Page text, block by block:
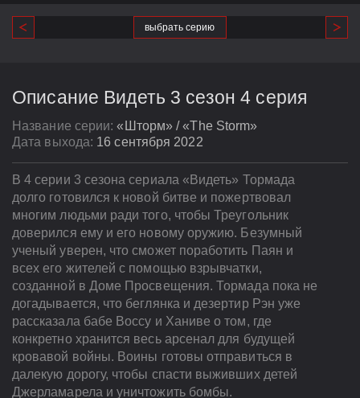
выбрать серию
Описание Видеть 3 сезон 4 серия
Название серии:«Шторм» / «The Storm»
Дата выхода: 16 сентября 2022
В 4 серии 3 сезона сериала «Видеть» Тормада
долго готовился к новой битве и пожертвовал
многим людьми ради того, чтобы Треугольник
доверился ему и его новому оружию. Безумный
ученый уверен, что сможет поработить Паян и
всех его жителей с помощью взрывчатки,
созданной в Доме Просвещения. Тормада пока не
догадывается, что беглянка и дезертир Рэн уже
рассказала бабе Воссу и Ханиве о том, где
конкретно хранится весь арсенал для будущей
кровавой войны. Воины готовы отправиться в
далекую дорогу, чтобы спасти выживших детей
Джерламарела и уничтожить бомбы.